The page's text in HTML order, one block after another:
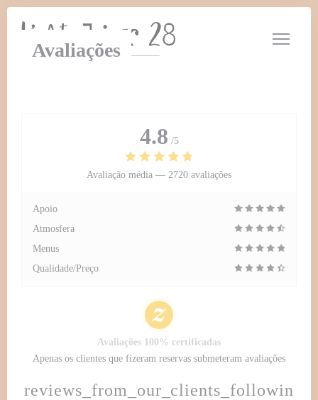
Painel de Gerenciamento de Cookies
Avaliações
reviews_from_our_clients_followin
4.8 /5
Avaliação média — 2720 avaliações
Apoio
Atmosfera
Menus
Qualidade/Preço
Avaliações 100% certificadas
Apenas os clientes que fizeram reservas submeteram avaliações